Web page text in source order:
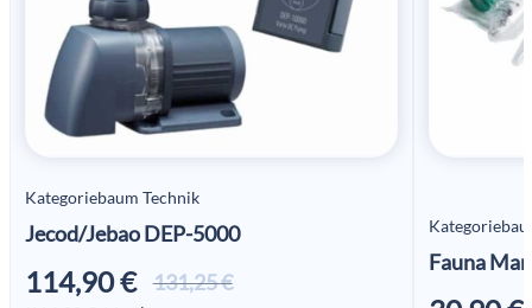
Kategoriebaum Technik
Jecod/Jebao DEP-5000
131,25€Ursprünglicher
114,90€
Aktueller
Fauna